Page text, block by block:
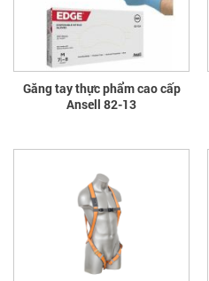
Găng tay thực phẩm cao cấp
Ansell 82-13